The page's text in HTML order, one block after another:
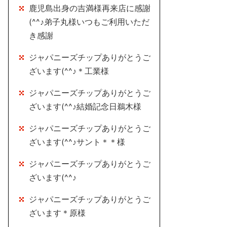
鹿児島出身の吉満様再来店に感謝
(^^♪弟子丸様いつもご利用いただ
き感謝
ジャパニーズチップありがとうご
ざいます(^^♪＊工業様
ジャパニーズチップありがとうご
ざいます(^^♪結婚記念日鵜木様
ジャパニーズチップありがとうご
ざいます(^^♪サント＊＊様
ジャパニーズチップありがとうご
ざいます(^^♪
ジャパニーズチップありがとうご
ざいます＊原様